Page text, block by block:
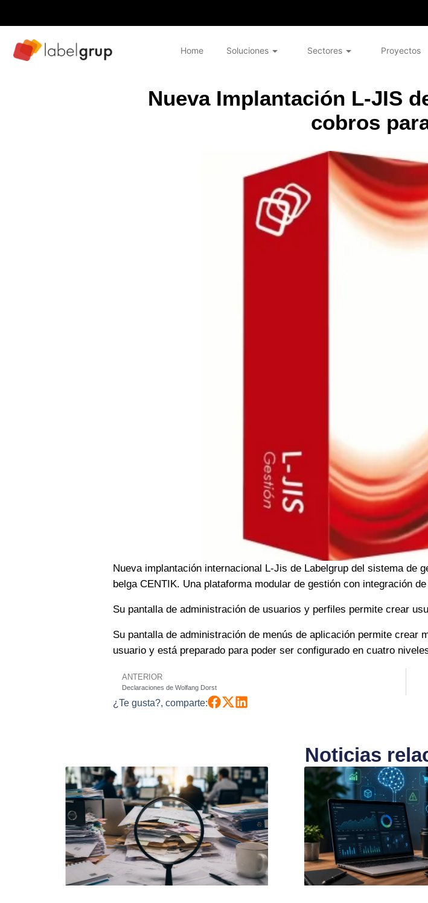
Home Soluciones Sectores Proyectos
Nueva Implantación L-JIS
cobros
Nueva implantación internacional L-Jis de Labelgrup del sistema de
belga CENTIK. Una plataforma modular de gestión con integración
Su pantalla de administración de usuarios y perfiles permite crear
Su pantalla de administración de menús de aplicación permite crear
usuario y está preparado para poder ser configurado en cuatro
ANTERIOR
Declaraciones de Wolfang Dorst
¿Te gusta?, comparte:
Noticias